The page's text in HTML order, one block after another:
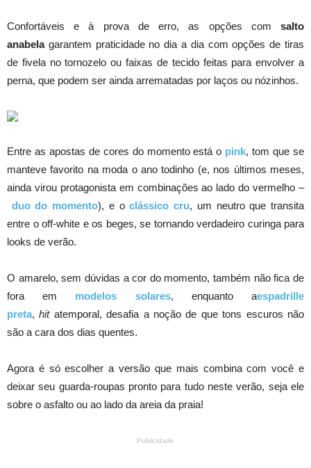
Confortáveis e à prova de erro, as opções com salto
anabelagarantem praticidade no dia a dia com opções de tiras
de fivela no tornozelo ou faixas de tecido feitas para envolver a
perna, que podem ser ainda arrematadas por laços ou nózinhos.
Entre as apostas de cores do momento está o pink, tom que se
manteve favorito na moda o ano todinho (e, nos últimos meses,
ainda virou protagonista em combinações ao lado do vermelho –
duo do momento), e oclássico cru, um neutro que transita
entre o off-white e os beges, se tornando verdadeiro curinga para
looks de verão.
O amarelo, sem dúvidas a cor do momento, também não fica de
fora em modelos solares, enquanto aespadrille
preta,hitatemporal, desafia a noção de que tons escuros não
são a cara dos dias quentes.
Agora é só escolher a versão que mais combina com você e
deixar seu guarda-roupas pronto para tudo neste verão, seja ele
sobre o asfalto ou ao lado da areia da praia!
Publicidade